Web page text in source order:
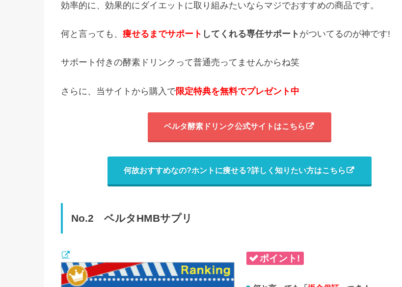
効率的に、効果的にダイエットに取り組みたいならマジでおすすめの商品です。
何と言っても、 痩せるまでサポート してくれる専任サポート がついてるのが神です!
サポート付きの酵素ドリンクって普通売ってませんからね笑
さらに、当サイトから購入で限定特典を無料でプレゼント中
ベルタ酵素ドリンク公式サイトはこちら
何故おすすめなの?ホントに痩せる?詳しく知りたい方はこちら
No.2 ベルタHMBサプリ
ポイント!